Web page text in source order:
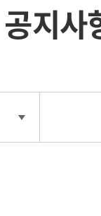
공지사